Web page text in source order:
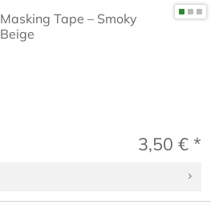
Masking Tape – Smoky
Beige
3,50 € *